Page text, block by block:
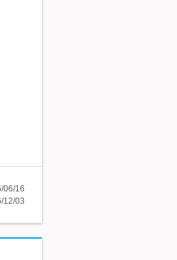
06/16
12/03